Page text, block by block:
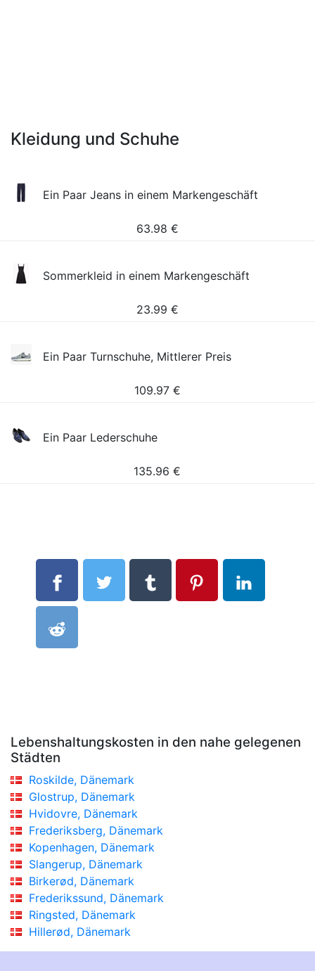
Kleidung und Schuhe
Ein Paar Jeans in einem Markengeschäft
63.98 €
Sommerkleid in einem Markengeschäft
23.99 €
Ein Paar Turnschuhe, Mittlerer Preis
109.97 €
Ein Paar Lederschuhe
135.96 €
Lebenshaltungskosten in den nahe gelegenen
Städten
Roskilde, Dänemark
Glostrup, Dänemark
Hvidovre, Dänemark
Frederiksberg, Dänemark
Kopenhagen, Dänemark
Slangerup, Dänemark
Birkerød, Dänemark
Frederikssund, Dänemark
Ringsted, Dänemark
Hillerød, Dänemark